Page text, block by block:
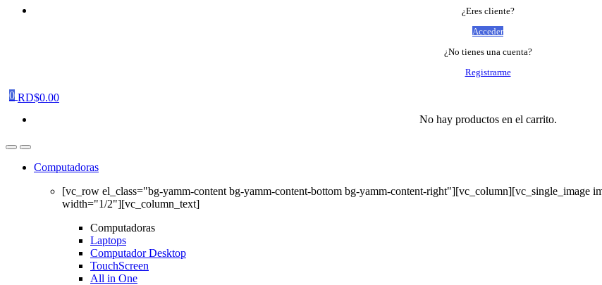
¿Eres cliente?
Acceder
¿No tienes una cuenta?
Registrarme
0 RD$0.00
No hay productos en el carrito.
Computadoras
[vc_row el_class="bg-yamm-content bg-yamm-content-bottom bg-yamm-content-
width="1/2"][vc_column_text]
Computadoras
Laptops
Computador Desktop
TouchScreen
All in One